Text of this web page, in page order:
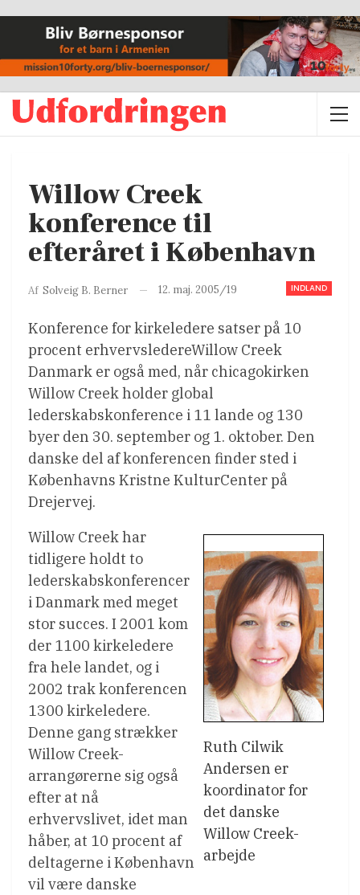
Willow Creek
konference til
efteråret i København
INDLAND
Af Solveig B. Berner 12. maj. 2005/19
Konference for kirkeledere satser på 10
procent erhvervsledereWillow Creek
Danmark er også med, når chicagokirken
Willow Creek holder global
lederskabskonference i 11 lande og 130
byer den 30. september og 1. oktober. Den
danske del af konferencen finder sted i
Københavns Kristne KulturCenter på
Drejervej.
Ruth Cilwik
Andersen er
koordinator for
det danske
Willow Creek-
arbejde
Willow Creek har
tidligere holdt to
lederskabskonferencer
i Danmark med meget
stor succes. I 2001 kom
der 1100 kirkeledere
fra hele landet, og i
2002 trak konferencen
1300 kirkeledere.
Denne gang strækker
Willow Creek-
arrangørerne sig også
efter at nå
erhvervslivet, idet man
håber, at 10 procent af
deltagerne i København
vil være danske